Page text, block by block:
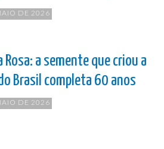
DE 2026
Rosa: a semente que criou a
Brasil completa 60 anos
DE 2026